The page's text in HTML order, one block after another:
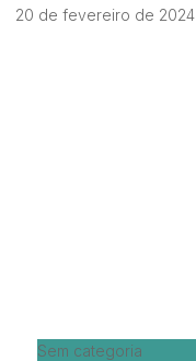
20 de fevereiro de 2024
Sem categoria